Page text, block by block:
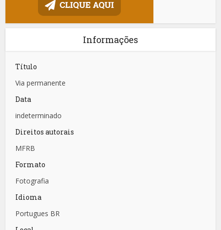
Informações
Título
Via permanente
Data
indeterminado
Direitos autorais
MFRB
Formato
Fotografia
Idioma
Portugues BR